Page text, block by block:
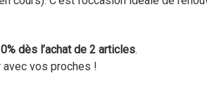
dès l’achat de 2 articles.
vos proches !